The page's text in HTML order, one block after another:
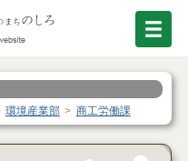
環境産業部 商工労働課